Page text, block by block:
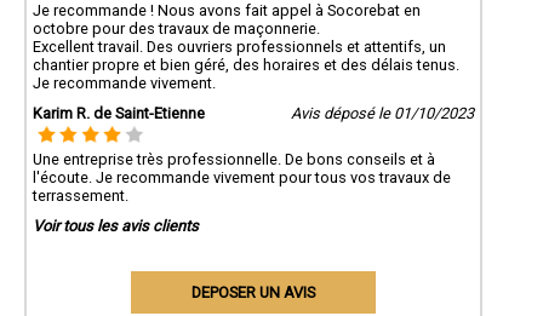
Je recommande ! Nous avons fait appel à Socorebat en
octobre pour des travaux de maçonnerie.
Excellent travail. Des ouvriers professionnels et attentifs, un
chantier propre et bien géré, des horaires et des délais tenus.
Je recommande vivement.
Karim R. de Saint-Etienne
Avis déposé le 01/10/2023
Une entreprise très professionnelle. De bons conseils et à
l'écoute. Je recommande vivement pour tous vos travaux de
terrassement.
Voir tous les avis clients
DEPOSER UN AVIS